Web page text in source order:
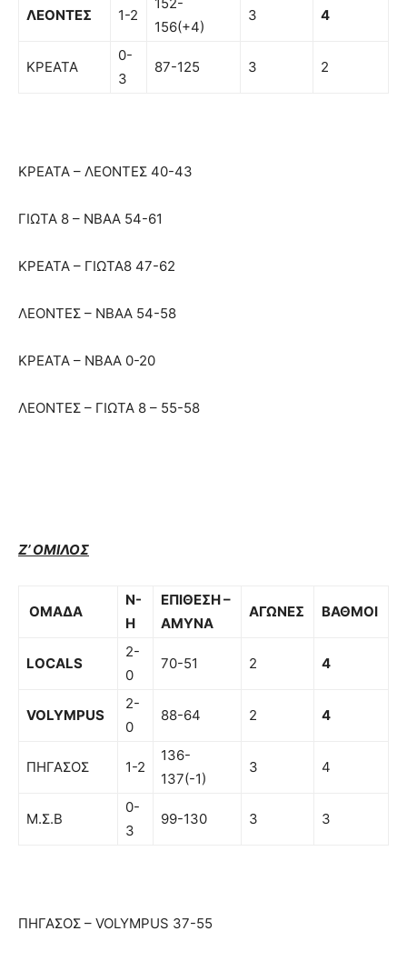
ΛΕΟΝΤΕΣ 1-2
156(+4)
3 4
ΚΡΕΑΤΑ
0-
3
87-125 3 2
ΚΡΕΑΤΑ – ΛΕΟΝΤΕΣ 40-43
ΓΙΩΤΑ 8 – ΝΒΑΑ 54-61
ΚΡΕΑΤΑ – ΓΙΩΤΑ8 47-62
ΛΕΟΝΤΕΣ – ΝΒΑΑ 54-58
ΚΡΕΑΤΑ – ΝΒΑΑ 0-20
ΛΕΟΝΤΕΣ – ΓΙΩΤΑ 8 – 55-58
Ζ’ ΟΜΙΛΟΣ
ΟΜΑΔΑ
Ν-
Η
ΕΠΙΘΕΣΗ –
ΑΜΥΝΑ
ΑΓΩΝΕΣ ΒΑΘΜΟΙ
LOCALS
2-
0
70-51 2 4
VOLYMPUS
2-
0
88-64 2 4
ΠΗΓΑΣΟΣ 1-2
136-
137(-1)
3 4
Μ.Σ.Β
0-
3
99-130 3 3
ΠΗΓΑΣΟΣ – VOLYMPUS 37-55